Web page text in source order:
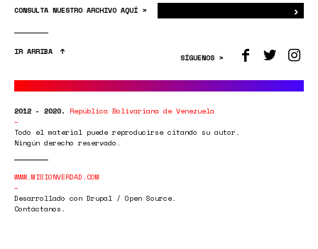
CONSULTA NUESTRO ARCHIVO AQUÍ > ›
IR ARRIBA
SÍGUENOS >
2012 - 2020. República Bolivariana de Venezuela
Todo el material puede reproducirse citando su autor.
Ningún derecho reservado.
WWW.MISIONVERDAD.COM
Desarrollado con Drupal / Open Source.
Contáctanos.